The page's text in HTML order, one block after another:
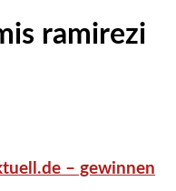
ramirezi
– gewinnen